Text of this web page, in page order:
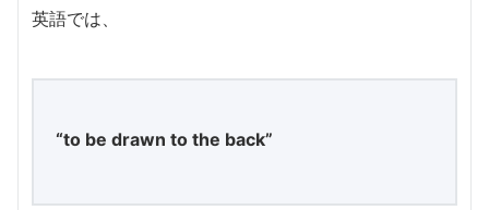
英語では、
“to be drawn to the back”